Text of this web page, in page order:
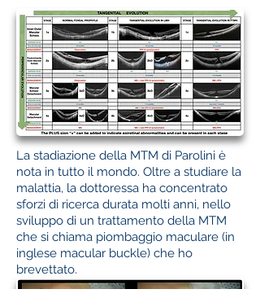
La stadiazione della MTM di Parolini è
nota in tutto il mondo. Oltre a studiare la
malattia, la dottoressa ha concentrato
sforzi di ricerca durata molti anni, nello
sviluppo di un trattamento della MTM
che si chiama piombaggio maculare (in
inglese macular buckle) che ho
brevettato.